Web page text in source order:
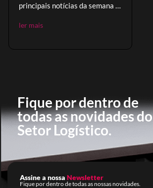
principais notícias da semana e
global.
ler mais
Fique por dentro de
todas as novidades do
Setor Logístico.
Assine a nossa Newsletter
Fique por dentro de todas as nossas novidades.